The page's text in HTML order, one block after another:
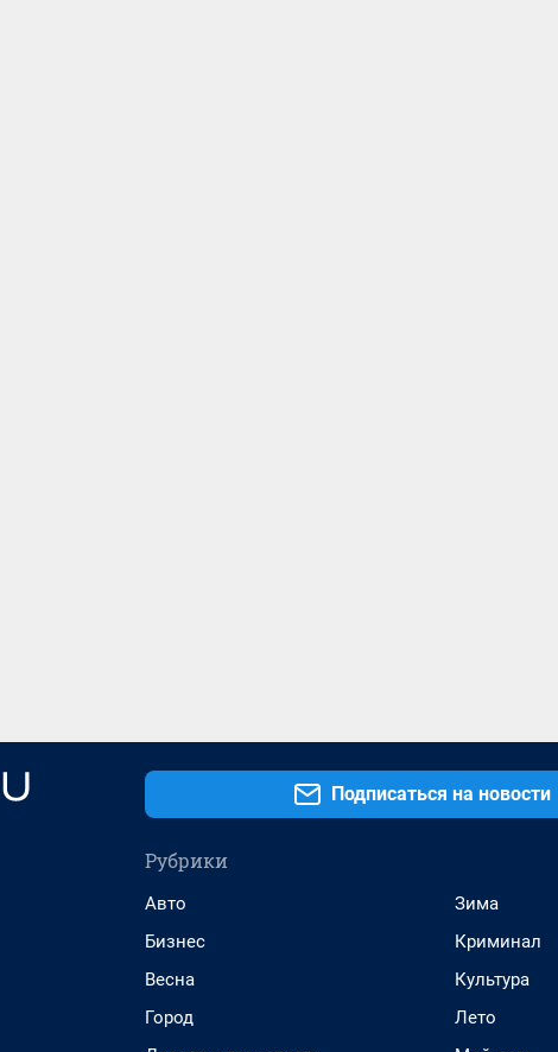
Подписаться на новости
Рубрики
Авто
Бизнес
Весна
Город
Зима
Криминал
Культура
Лето